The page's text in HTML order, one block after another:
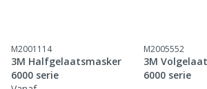
M2001114
3M Halfgelaatsmasker
6000 serie
M2005552
3M
6000 serie